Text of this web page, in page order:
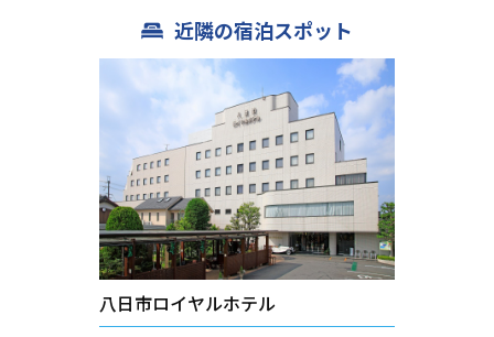
近隣の宿泊スポット
八日市ロイヤルホテル